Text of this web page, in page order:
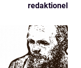
redaktionel